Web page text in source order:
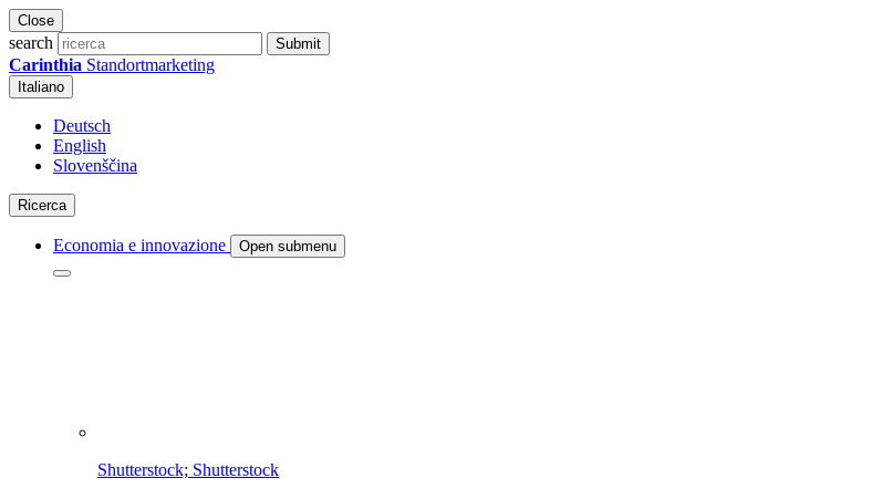
Close
search Submit
Carinthia Standortmarketing
Italiano
Deutsch
English
Slovenščina
Ricerca
Economia e innovazione Open submenu
Shutterstock; Shutterstock